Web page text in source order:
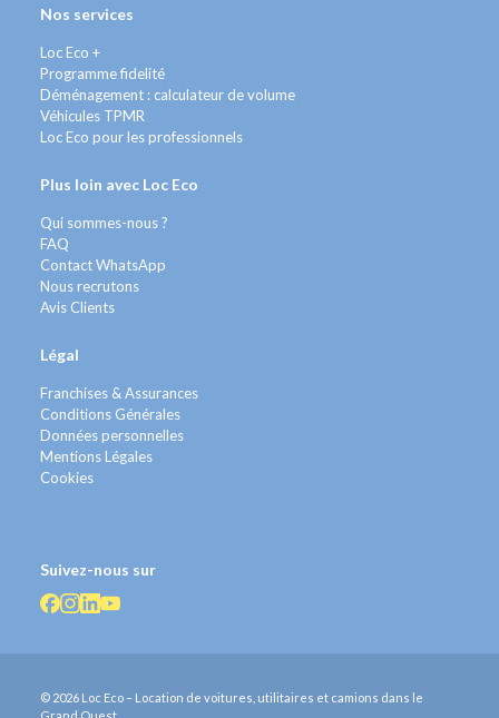
Nos services
Loc Eco +
Programme fidelité
Déménagement : calculateur de volume
Véhicules TPMR
Loc Eco pour les professionnels
Plus loin avec Loc Eco
Qui sommes-nous ?
FAQ
Contact WhatsApp
Nous recrutons
Avis Clients
Légal
Franchises & Assurances
Conditions Générales
Données personnelles
Mentions Légales
Cookies
Suivez-nous sur
© 2026 Loc Eco – Location de voitures, utilitaires et camions dans le